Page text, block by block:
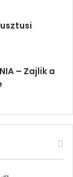
– Zajlik a